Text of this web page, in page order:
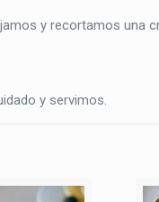
y recortamos una
y servimos.